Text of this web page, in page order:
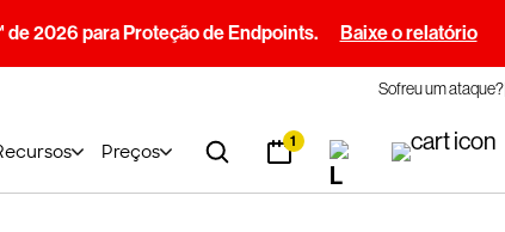
2026 para Proteção de Endpoints. Baixe o relatório
Sofreu um ataque?
Preços 1